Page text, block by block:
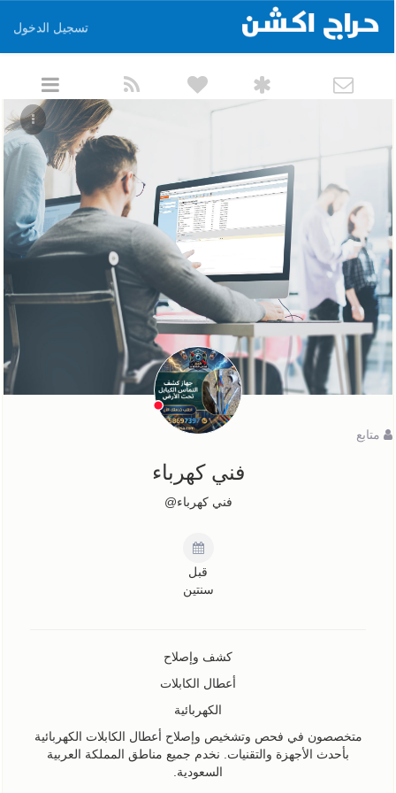
تسجيل الدخول
متابع
فني كهرباء
فني كهرباء@
قبل
سنتين
كشف وإصلاح
أعطال الكابلات
الكهربائية
متخصصون في فحص وتشخيص وإصلاح أعطال الكابلات الكهربائية
بأحدث الأجهزة والتقنيات. نخدم جميع مناطق المملكة العربية
السعودية.